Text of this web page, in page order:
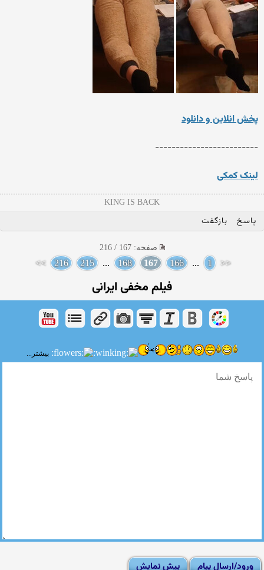
پخش انلاین و دانلود
-------------------------
لینک کمکی
KING IS BACK
پاسخ بازگفت
صفحه: 167 / 216
<<
1
...
166
167
168
...
215
216
>>
فیلم مخفی ایرانی
بیشتر...